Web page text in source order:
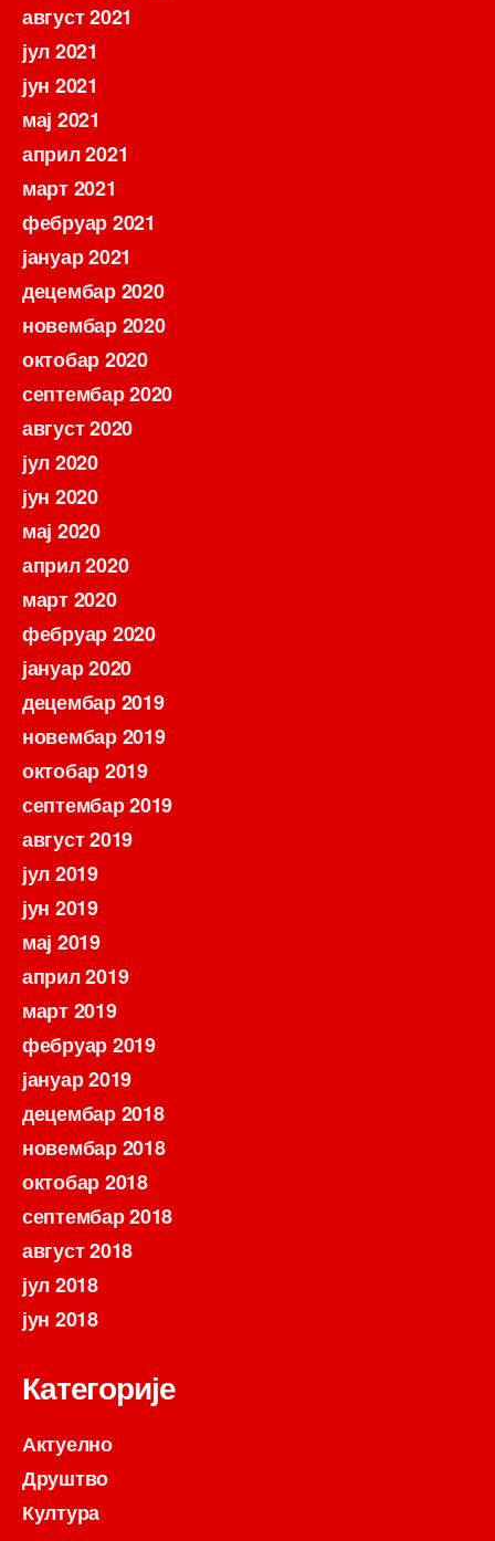
август 2021
јул 2021
јун 2021
мај 2021
април 2021
март 2021
фебруар 2021
јануар 2021
децембар 2020
новембар 2020
октобар 2020
септембар 2020
август 2020
јул 2020
јун 2020
мај 2020
април 2020
март 2020
фебруар 2020
јануар 2020
децембар 2019
новембар 2019
октобар 2019
септембар 2019
август 2019
јул 2019
јун 2019
мај 2019
април 2019
март 2019
фебруар 2019
јануар 2019
децембар 2018
новембар 2018
октобар 2018
септембар 2018
август 2018
јул 2018
јун 2018
Категорије
Актуелно
Друштво
Култура